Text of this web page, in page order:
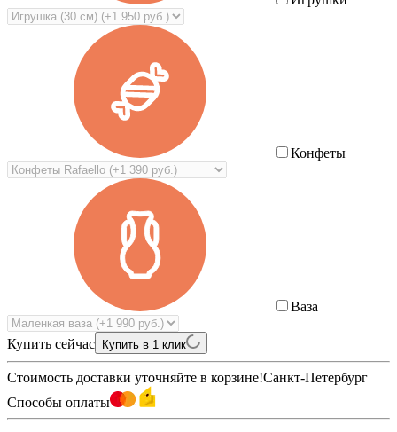
Конфеты
Ваза
Купить сейчас Купить в 1 клик
Стоимость доставки уточняйте в корзине!Санкт-Петербург
Способы оплаты